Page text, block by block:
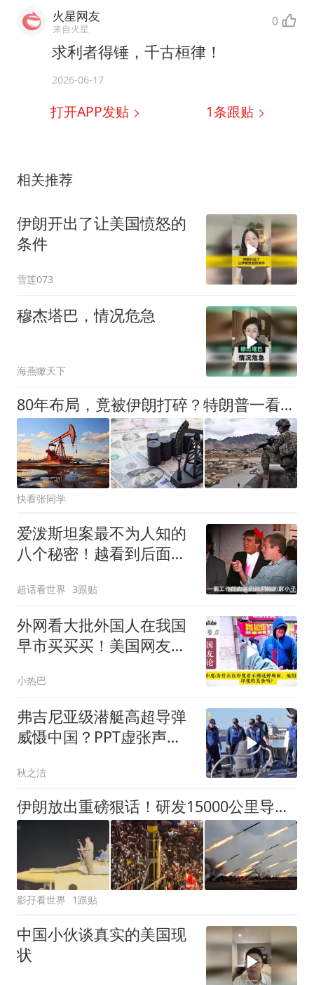
火星网友
来自火星 0
求利者得锤，千古桓律！
2026-06-17
打开APP发贴 1条跟贴
相关推荐
伊朗开出了让美国愤怒的
条件
雪莲073
穆杰塔巴，情况危急
海燕瞰天下
80年布局，竟被伊朗打碎？特朗普一看大事不妙，中东基地全瘫痪！
快看张同学
爱泼斯坦案最不为人知的
八个秘密！越看到后面越
超话看世界 3跟贴
外网看大批外国人在我国
早市买买买！美国网友：
小热巴
弗吉尼亚级潜艇高超导弹
威慑中国？PPT虚张声势
秋之洁
伊朗放出重磅狠话！研发15000公里导弹，直指美国本土腹地
影孖看世界 1跟贴
中国小伙谈真实的美国现
状